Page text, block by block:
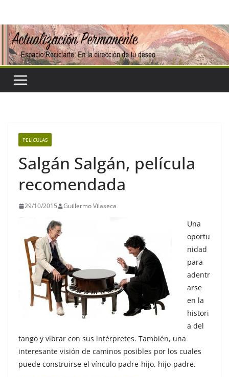
contenido
PELICULAS
Salgán Salgán, película
recomendada
29/10/2015 Guillermo Vilaseca
Una
oportu
nidad
para
adentr
arse
en la
histori
a del
tango y vibrar con sus intérpretes. También, una
interesante visión de caminos posibles por los cuales
puede construirse el vínculo padre-hijo, hijo-padre.